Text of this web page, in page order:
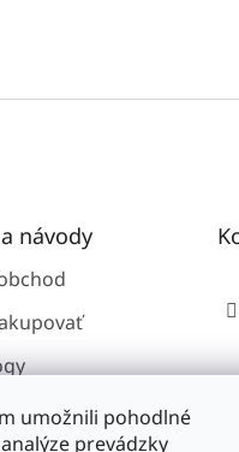
umožnili pohodlné
prevádzky
návody